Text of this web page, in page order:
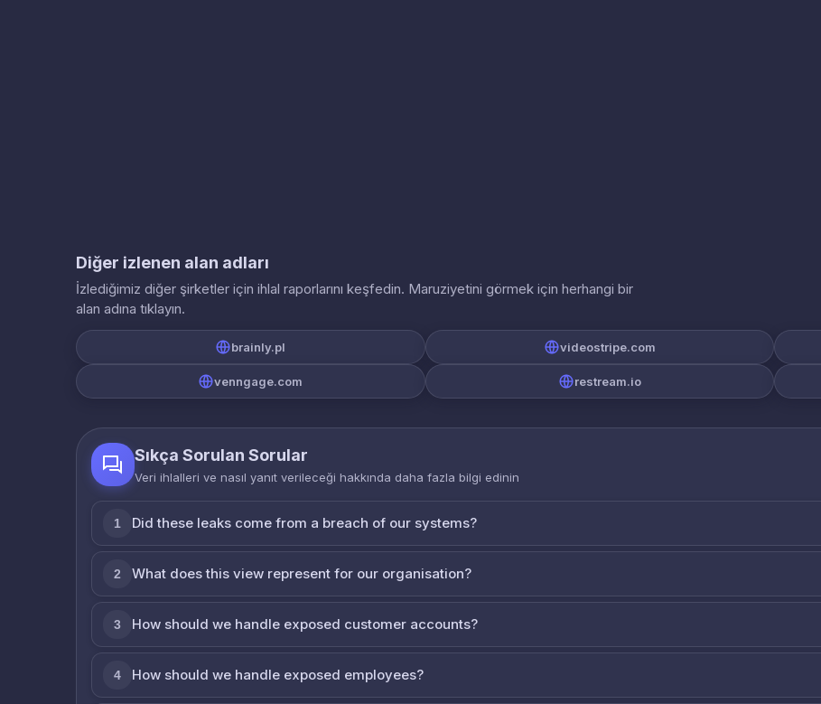
Diğer izlenen alan adları
İzlediğimiz diğer şirketler için ihlal raporlarını keşfedin. Maruziyetini görmek için herhangi bir
alan adına tıklayın.
brainly.pl videostripe.com
venngage.com restream.io
Sıkça Sorulan Sorular
Veri ihlalleri ve nasıl yanıt verileceği hakkında daha fazla bilgi edinin
1 Did these leaks come from a breach of our systems?
2 What does this view represent for our organisation?
3 How should we handle exposed customer accounts?
4 How should we handle exposed employees?